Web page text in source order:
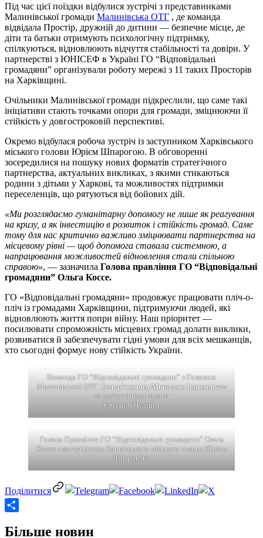
Під час цієї поїздки відбулися зустрічі з представниками
Малинівської громади Малинівська ОТГ , де команда
відвідала Простір, дружній до дитини — безпечне місце, де
діти та батьки отримують психологічну підтримку,
спілкуються, відновлюють відчуття стабільності та довіри. У
партнерстві з ЮНІСЕФ в Україні ГО “Відповідальні
громадяни” організували роботу мережі з 11 таких Просторів
на Харківщині.
Очільники Малинівської громади підкреслили, що саме такі
ініціативи стають точками опори для громади, зміцнюючи її
стійкість у довгостроковій перспективі.
Окремо відбулася робоча зустріч із заступником Харківського
міського голови Юрієм Шпарогою. В обговоренні
зосередилися на пошуку нових форматів стратегічного
партнерства, актуальних викликах, з якими стикаються
родини з дітьми у Харкові, та можливостях підтримки
переселенців, що рятуються від бойових дій.
«Ми розглядаємо гуманітарну допомогу не лише як реагування
на кризу, а як інвестицію в розвиток і стійкість громад. Саме
тому для нас критично важливо зміцнювати партнерства на
місцевому рівні — щоб допомога ставала системною, а
напрацювання можливостей відновлення стали спільною
справою», — зазначила Голова правління ГО “Відповідальні
громадяни” Ольга Коссе.
ГО «Відповідальні громадяни» продовжує працювати пліч-о-
пліч із громадами Харківщини, підтримуючи людей, які
відновлюють життя попри війну. Наш пріоритет —
посилювати спроможність місцевих громад долати виклики,
розвиватися й забезпечувати гідні умови для всіх мешканців,
хто сьогодні формує нову стійкість України.
Команда ГО “Відповідальні громадяни” з Головою
Малинівської ОТГ Семер’яновим Миколою Івановичем
та заступником голови
Євгеном Чудним
Голова Правління ГО “Відповідальні громадяни” Ольга
Коссе з заступником Харківського міського голови Юрієм
Шпарагою.
Більше новин